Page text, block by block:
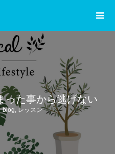
った事から逃げない
blog, レッスン